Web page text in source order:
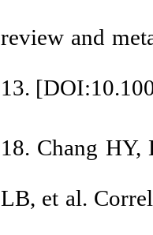
review and
13. [
18. Chang HY,
LB, et al.